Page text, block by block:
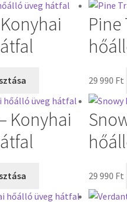
Pine
29 990 Ft
Konyhai
29 990 Ft